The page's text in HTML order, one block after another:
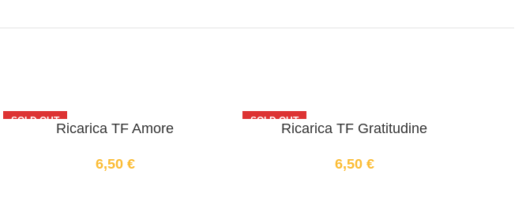
SOLD OUTRicarica TF Amore
6,50 €
SOLD OUTRicarica TF Gratitudine
6,50 €